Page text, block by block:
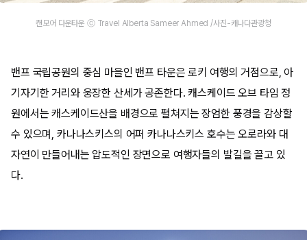
캔모어 다운타운 ⓒ Travel Alberta Sameer Ahmed /사진-캐나다관광청
밴프 국립공원의 중심 마을인 밴프 타운은 로키 여행의 거점으로, 아
기자기한 거리와 웅장한 산세가 공존한다. 캐스케이드 오브 타임 정
원에서는 캐스케이드산을 배경으로 펼쳐지는 장엄한 풍경을 감상할
수 있으며, 카나나스키스의 어퍼 카나나스키스 호수는 오로라와 대
자연이 만들어내는 압도적인 장면으로 여행자들의 발길을 끌고 있
다.